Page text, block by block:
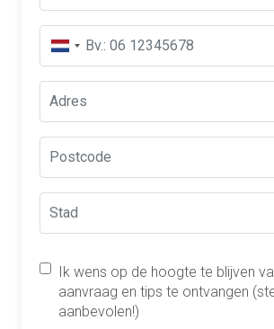
Ik wens op de hoogte te blijven
aanvraag en tips te ontvangen
aanbevolen!)